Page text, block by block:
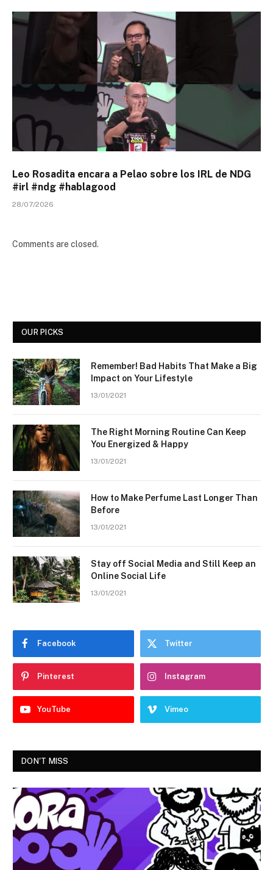
Leo Rosadita encara a Pelao sobre los IRL de NDG
#irl #ndg #hablagood
28/07/2026
Comments are closed.
OUR PICKS
Remember! Bad Habits That Make a Big
Impact on Your Lifestyle
13/01/2021
The Right Morning Routine Can Keep
You Energized & Happy
13/01/2021
How to Make Perfume Last Longer Than
Before
13/01/2021
Stay off Social Media and Still Keep an
Online Social Life
13/01/2021
Facebook Twitter
Pinterest Instagram
YouTube Vimeo
DON'T MISS